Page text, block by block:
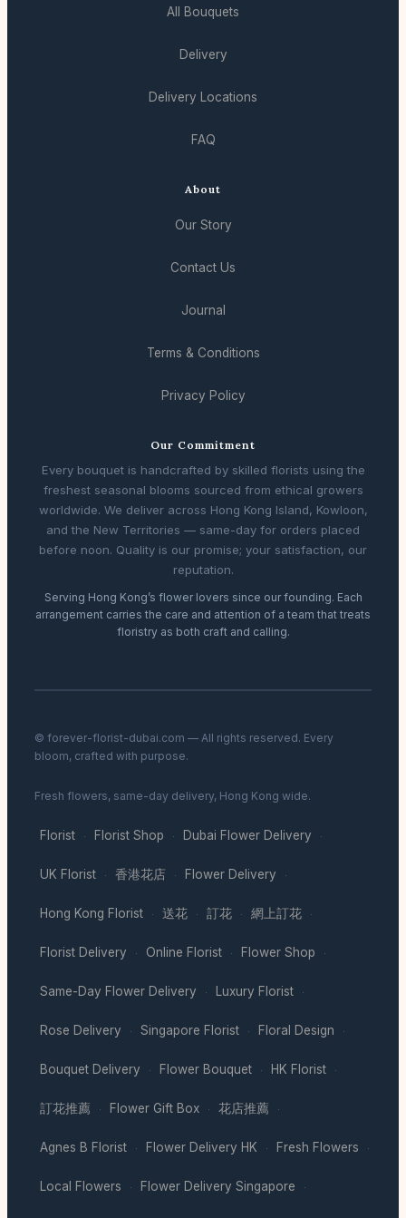
All Bouquets
Delivery
Delivery Locations
FAQ
About
Our Story
Contact Us
Journal
Terms & Conditions
Privacy Policy
Our Commitment
Every bouquet is handcrafted by skilled florists using the
freshest seasonal blooms sourced from ethical growers
worldwide. We deliver across Hong Kong Island, Kowloon,
and the New Territories — same-day for orders placed
before noon. Quality is our promise; your satisfaction, our
reputation.
Serving Hong Kong’s flower lovers since our founding. Each
arrangement carries the care and attention of a team that treats
floristry as both craft and calling.
© forever-florist-dubai.com — All rights reserved. Every
bloom, crafted with purpose.
Fresh flowers, same-day delivery, Hong Kong wide.
Florist · Florist Shop · Dubai Flower Delivery ·
UK Florist · 香港花店 · Flower Delivery ·
Hong Kong Florist · 送花 · 訂花 · 網上訂花 ·
Florist Delivery · Online Florist · Flower Shop ·
Same-Day Flower Delivery · Luxury Florist ·
Rose Delivery · Singapore Florist · Floral Design ·
Bouquet Delivery · Flower Bouquet · HK Florist ·
訂花推薦 · Flower Gift Box · 花店推薦 ·
Agnes B Florist · Flower Delivery HK · Fresh Flowers ·
Local Flowers · Flower Delivery Singapore ·